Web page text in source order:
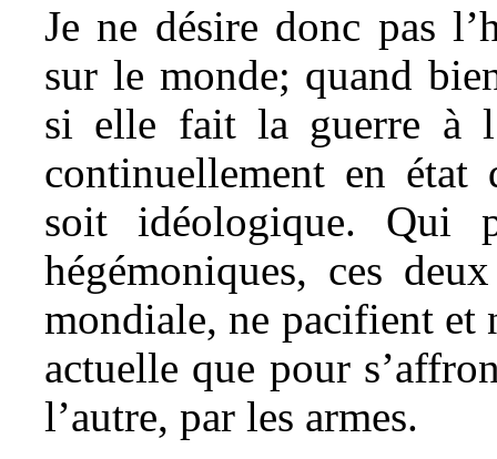
Je ne désire donc pas
sur le monde; quand
si elle fait la guerre à
continuellement en état
soit idéologique. Qui
hégémoniques, ces
mondiale, ne pacifient et
actuelle que pour
l’autre, par les armes.